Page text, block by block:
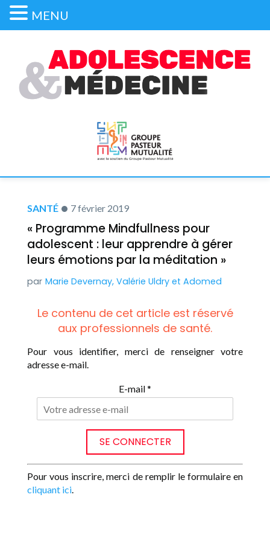
SANTÉ 7 février 2019
« Programme Mindfullness pour
adolescent : leur apprendre à gérer
leurs émotions par la méditation »
Marie Devernay, Valérie Uldry et Adomed
Le contenu de cet article est réservé
aux professionnels de santé.
Pour vous identifier, merci de renseigner votre
adresse e-mail.
E-mail *
Pour vous inscrire, merci de remplir le formulaire en
cliquant ici.
MENU